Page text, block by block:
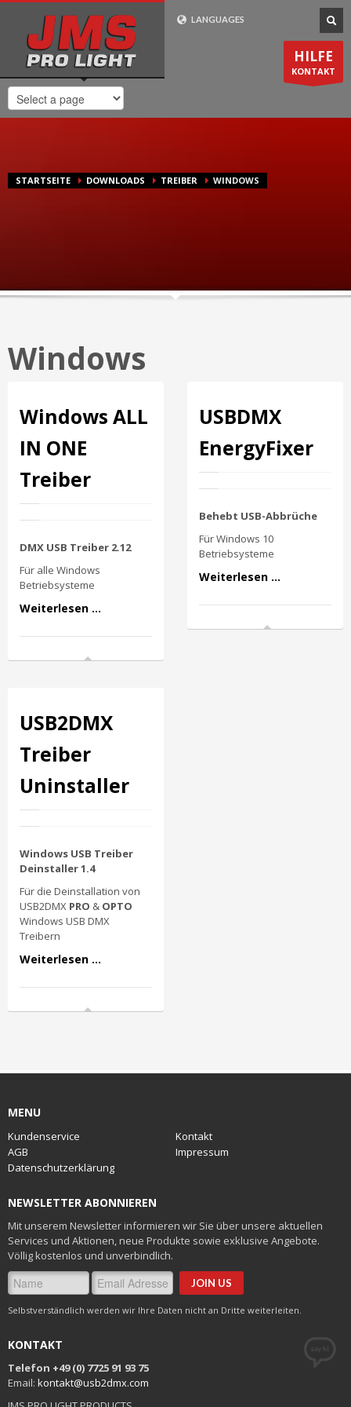
Wie Bestelle Ich?
Gehen Sie zu
unserem
Shop
2
Produkt aus. Zahlen
Sie bei uns sicher und
bequem online.
Werktagen . Innerhalb
Support-Zeiten
LANGUAGES
HILFE
KONTAKT
STARTSEITE DOWNLOADS TREIBER WINDOWS
Windows
Windows ALL
IN ONE
Treiber
DMX USB Treiber 2.12
Für alle Windows
Betriebsysteme
Weiterlesen ...
USBDMX
EnergyFixer
Behebt USB-Abbrüche
Für Windows 10
Betriebsysteme
Weiterlesen ...
USB2DMX
Treiber
Uninstaller
Windows USB Treiber
Deinstaller 1.4
Für die Deinstallation von
USB2DMX PRO & OPTO
Windows USB DMX
Treibern
Weiterlesen ...
MENU
Kundenservice
Kontakt
AGB
Impressum
Datenschutzerklärung
NEWSLETTER ABONNIEREN
Mit unserem Newsletter informieren wir Sie über unsere aktuellen
Services und Aktionen, neue Produkte sowie exklusive Angebote.
Völlig kostenlos und unverbindlich.
Selbstverständlich werden wir Ihre Daten nicht an Dritte weiterleiten.
KONTAKT
Telefon +49 (0) 7725 91 93 75
Email: kontakt@usb2dmx.com